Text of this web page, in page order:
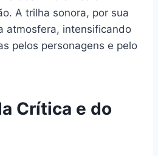
A trilha sonora, por sua
atmosfera, intensificando
pelos personagens e pelo
Crítica e do